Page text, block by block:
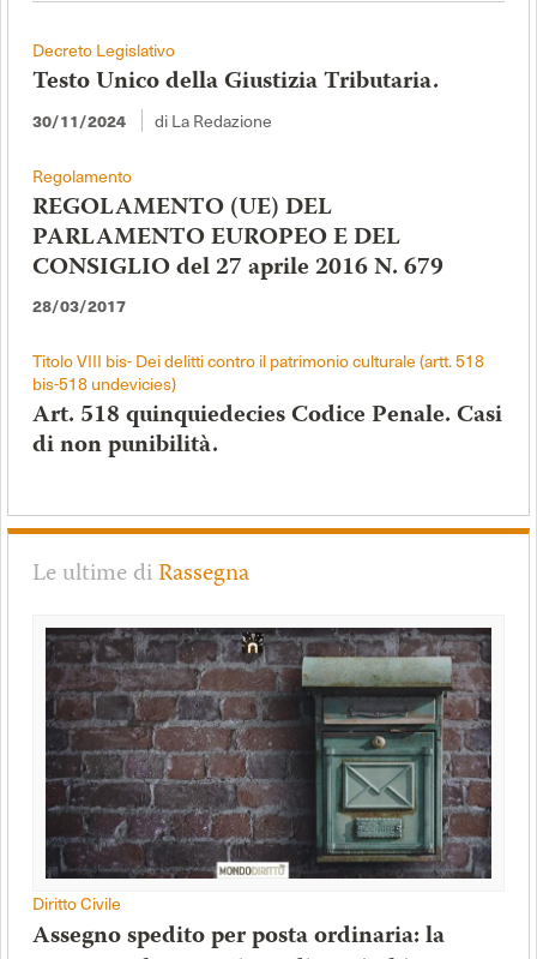
Decreto Legislativo
Testo Unico della Giustizia Tributaria.
30/11/2024 di La Redazione
Regolamento
REGOLAMENTO (UE) DEL
PARLAMENTO EUROPEO E DEL
CONSIGLIO del 27 aprile 2016 N. 679
28/03/2017
Titolo VIII bis- Dei delitti contro il patrimonio culturale (artt. 518
bis-518 undevicies)
Art. 518 quinquiedecies Codice Penale. Casi
di non punibilità.
Le ultime diRassegna
Diritto Civile
Assegno spedito per posta ordinaria: la